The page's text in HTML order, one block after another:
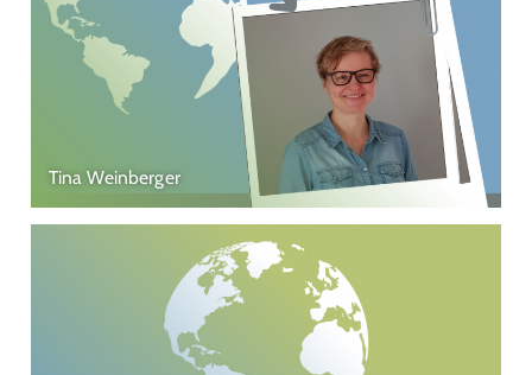
Tina Weinberger